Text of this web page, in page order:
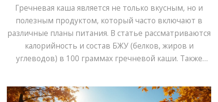
Гречневая каша является не только вкусным, но и
полезным продуктом, который часто включают в
различные планы питания. В статье рассматриваются
калорийность и состав БЖУ (белков, жиров и
углеводов) в 100 граммах гречневой каши. Также
энергии. Узнайте о том, как гречневая каша